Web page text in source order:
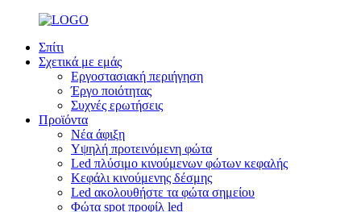
Σπίτι
Σχετικά με εμάς
Εργοστασιακή περιήγηση
Έργο ποιότητας
Συχνές ερωτήσεις
Προϊόντα
Νέα άφιξη
Υψηλή προτεινόμενη φώτα
Led πλύσιμο κινούμενων φώτων κεφαλής
Κεφάλι κινούμενης δέσμης
Led ακολουθήστε τα φώτα σημείου
Φώτα spot προφίλ led